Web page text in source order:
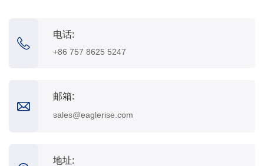
电话:
+86 757 8625 5247
邮箱:
sales@eaglerise.com
地址: